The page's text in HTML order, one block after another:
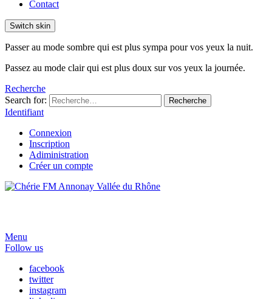
Contact
Switch skin
Passer au mode sombre qui est plus sympa pour vos yeux la nuit.
Passez au mode clair qui est plus doux sur vos yeux la journée.
Recherche
Search for:
Recherche
Identifiant
Connexion
Inscription
Adiministration
Créer un compte
Menu
Follow us
facebook
twitter
instagram